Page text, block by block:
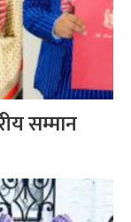
सम्मान